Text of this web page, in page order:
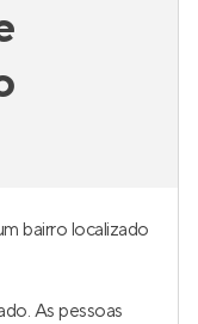
bairro localizado
As pessoas